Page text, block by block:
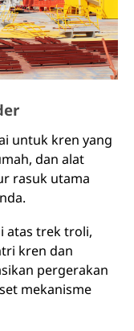
untuk kren yang
dan alat
rasuk utama
atas trek troli,
kren dan
pergerakan
mekanisme